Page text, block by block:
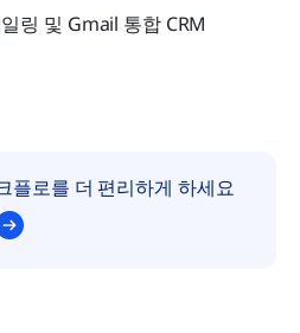
링 및 Gmail 통합 CRM
플로를 더 편리하게 하세요